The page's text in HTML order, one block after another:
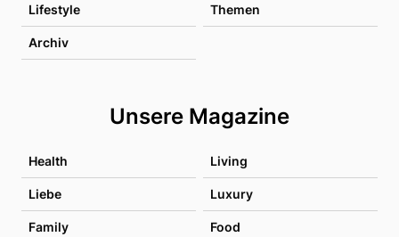
Lifestyle Themen
Archiv
Unsere Magazine
Health Living
Liebe Luxury
Family Food